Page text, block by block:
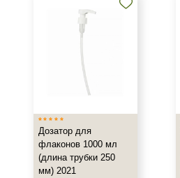
Увлажняющие и питательные
бальзамы для волос
Concept
KORA Phytocosmetics
Nirvel
Дозатор для
флаконов 1000 мл
(длина трубки 250
мм) 2021